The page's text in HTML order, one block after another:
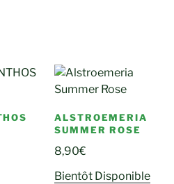
ALSTROEMERIA
SUMMER ROSE
8,90€
Bientôt Disponible